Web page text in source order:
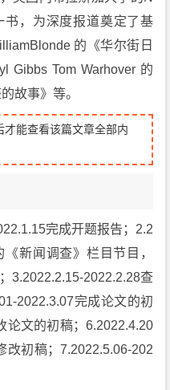
书，为深度报道奠定了基
的《华尔街日
Gibbs Tom Warhover 的
故事》等。
能查看该篇文章全部内
完成开题报告；2.2
新闻调查》栏目节目，
3.2022.2.15-2022.2.28查
2022.3.07完成论文的初
论文的初稿；6.2022.4.20
改初稿；7.2022.5.06-202